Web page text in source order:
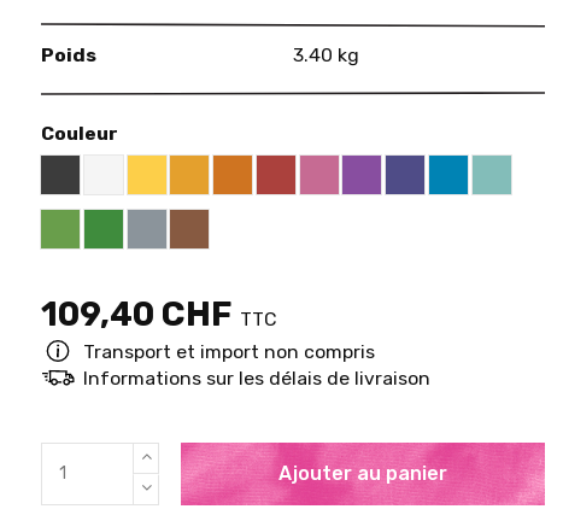
Poids 3.40 kg
Couleur
Black RAL 9005
WhiteYellow RAL 1018
Apricot Orange RAL 1033
Deep Orange RAL 2011
Red RAL 3000
Pink RAL 4003
Violet RAL 4008
US Purple S4050
Blue RAL
Mint
Pure Green RAL 6037
Grey RAL 7001
Brown RAL 8003
109,40 CHF TTC
Transport et import non compris
Informations sur les délais de livraison
Ajouter au panier